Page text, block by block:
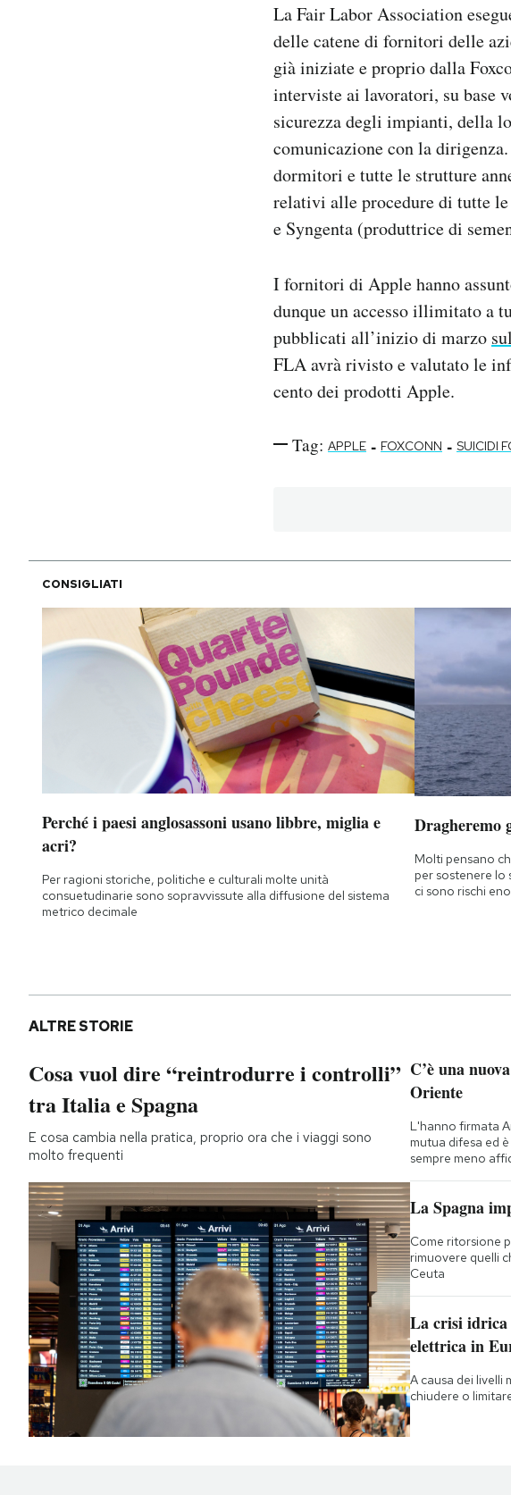
La Fair Labor Association
delle catene di fornitori delle
già iniziate e proprio dalla
interviste ai lavoratori, su base
sicurezza degli impianti, della
comunicazione con la
dormitori e tutte le strutture
relativi alle procedure di tutte
e Syngenta (produttrice di
I fornitori di Apple hanno
dunque un accesso illimitato a
pubblicati all’inizio di marzo
FLA avrà rivisto e valutato le
cento dei prodotti Apple.
Tag: APPLE - FOXCONN - SUICIDI
CONSIGLIATI
Perché i paesi anglosassoni usano libbre, miglia e
acri?
Per ragioni storiche, politiche e culturali molte unità
consuetudinarie sono sopravvissute alla diffusione del sistema
metrico decimale
Dragheremo
Molti pensano
per sostenere lo
ci sono rischi
ALTRE STORIE
Cosa vuol dire “reintrodurre i controlli”
tra Italia e Spagna
E cosa cambia nella pratica, proprio ora che i viaggi sono
molto frequenti
C’è una
Oriente
L'hanno firmata
mutua difesa ed
sempre meno
La Spagna
Come ritorsione
rimuovere quelli
Ceuta
La crisi idrica
elettrica in
A causa dei livelli
chiudere o